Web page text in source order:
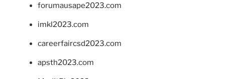
forumausape2023.com
imkl2023.com
careerfaircsd2023.com
apsth2023.com